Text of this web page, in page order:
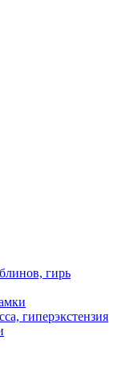
гирь
гиперэкстензия